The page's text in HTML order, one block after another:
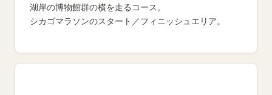
湖岸の博物館群の横を走るコース。
シカゴマラソンのスタート／フィニッシュエリア。